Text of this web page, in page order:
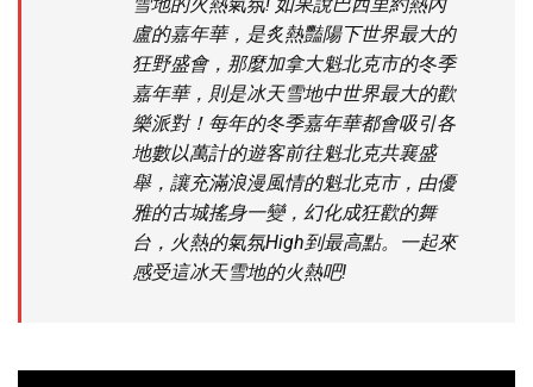
盧的嘉年華，是炙熱豔陽下世界最大的
狂野盛會，那麼加拿大魁北克市的冬季
嘉年華，則是冰天雪地中世界最大的歡
樂派對！每年的冬季嘉年華都會吸引各
地數以萬計的遊客前往魁北克共襄盛
舉，讓充滿浪漫風情的魁北克市，由優
雅的古城搖身一變，幻化成狂歡的舞
台，火熱的氣氛High到最高點。一起來
感受這冰天雪地的火熱吧!